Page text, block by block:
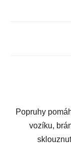
Popruhy
vozíku,